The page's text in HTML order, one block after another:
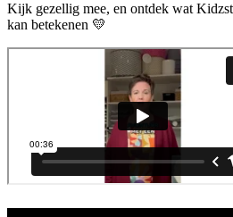
Kijk gezellig mee, en ontdek wat
kan betekenen 💛